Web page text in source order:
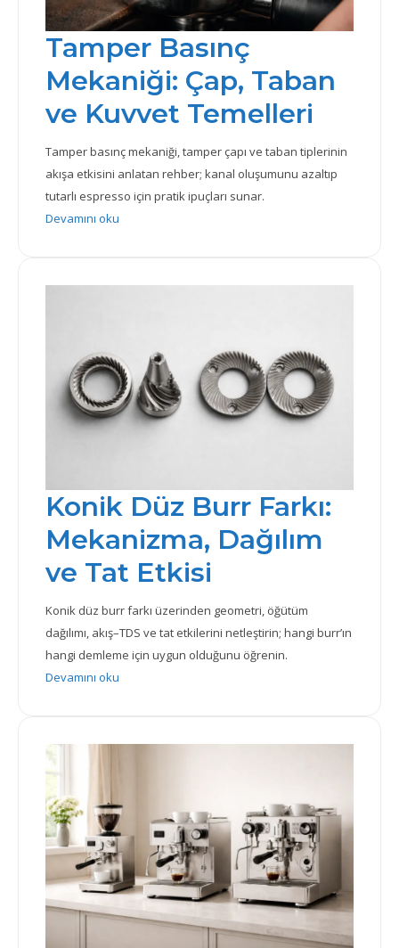
Tamper Basınç
Mekaniği: Çap, Taban
ve Kuvvet Temelleri
Tamper basınç mekaniği, tamper çapı ve taban tiplerinin
akışa etkisini anlatan rehber; kanal oluşumunu azaltıp
tutarlı espresso için pratik ipuçları sunar.
Devamını oku
Konik Düz Burr Farkı:
Mekanizma, Dağılım
ve Tat Etkisi
Konik düz burr farkı üzerinden geometri, öğütüm
dağılımı, akış–TDS ve tat etkilerini netleştirin; hangi burr’ın
hangi demleme için uygun olduğunu öğrenin.
Devamını oku